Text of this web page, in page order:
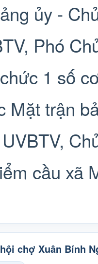
ủy -
Phó
1 số
Mặt trận
cầu xã
chợ Xuân Bính